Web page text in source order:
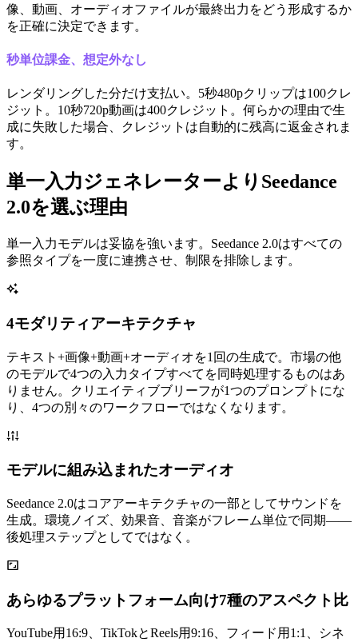
像、動画、オーディオファイルが最終出力をどう形成するか
を正確に決定できます。
秒単位課金、想定外なし
レンダリングした分だけ支払い。5秒480pクリップは100クレ
ジット。10秒720p動画は400クレジット。何らかの理由で生
成に失敗した場合、クレジットは自動的に残高に返金されま
す。
単一入力ジェネレーターよりSeedance
2.0を選ぶ理由
単一入力モデルは妥協を強います。Seedance 2.0はすべての
参照タイプを一度に連携させ、制限を排除します。
4モダリティアーキテクチャ
テキスト+画像+動画+オーディオを1回の生成で。市場の他
のモデルで4つの入力タイプすべてを同時処理するものはあ
りません。クリエイティブブリーフが1つのプロンプトにな
り、4つの別々のワークフローではなくなります。
モデルに組み込まれたオーディオ
Seedance 2.0はコアアーキテクチャの一部としてサウンドを
生成。環境ノイズ、効果音、音楽がフレーム単位で同期——
後処理ステップとしてではなく。
あらゆるプラットフォーム向け7種のアスペクト比
YouTube用16:9、TikTokとReels用9:16、フィード用1:1、シネ